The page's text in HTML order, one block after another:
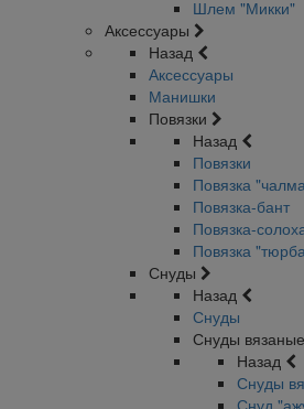
Шлем "Микки"
Аксессуары
Назад
Аксессуары
Манишки
Повязки
Назад
Повязки
Повязка
Повязка-бант
Повязка-
Повязка
Снуды
Назад
Снуды
Снуды вязаные
Назад
Снуды
Снуд